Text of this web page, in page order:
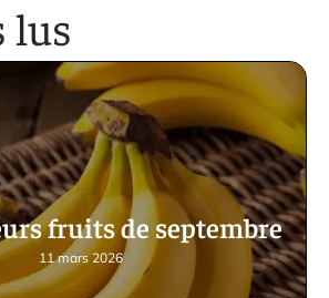
lus
fruits de septembre
11 mars 2026